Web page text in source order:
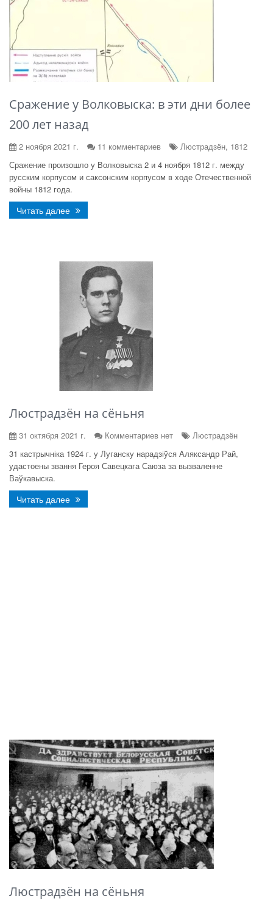
Сражение у Волковыска: в эти дни более
200 лет назад
2 ноября 2021 г. 11 комментариев
Люстрадзён, 1812
Сражение произошло у Волковыска 2 и 4 ноября 1812 г. между
русским корпусом и саксонским корпусом в ходе Отечественной
войны 1812 года.
Читать далее
Люстрадзён на сёньня
31 октября 2021 г. Комментариев нет
Люстрадзён
31 кастрычніка 1924 г. у Луганску нарадзіўся Аляксандр Рай,
удастоены звання Героя Савецкага Саюза за вызваленне
Ваўкавыска.
Читать далее
Люстрадзён на сёньня